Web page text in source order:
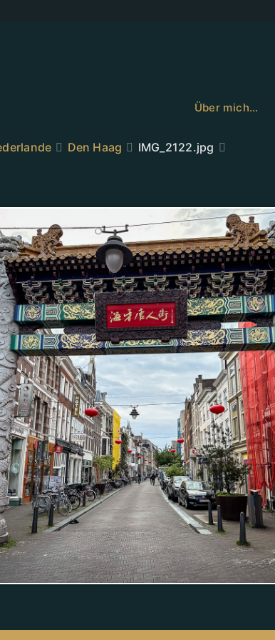
Den Haag IMG_2122.jpg
Über mich…